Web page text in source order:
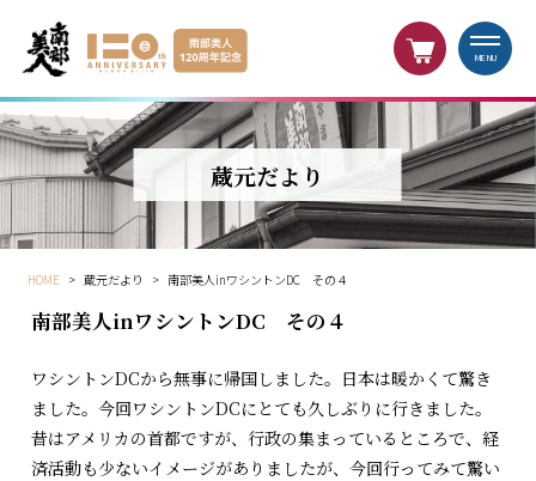
MENU
蔵元だより
HOME > 蔵元だより > 南部美人inワシントンDC その４
南部美人inワシントンDC その４
ワシントンDCから無事に帰国しました。日本は暖かくて驚き
ました。今回ワシントンDCにとても久しぶりに行きました。
昔はアメリカの首都ですが、行政の集まっているところで、経
済活動も少ないイメージがありましたが、今回行ってみて驚い